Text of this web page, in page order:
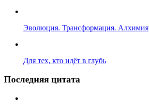
Эволюция. Трансформация. Алхимия
Для тех, кто идёт в глубь
Последняя цитата